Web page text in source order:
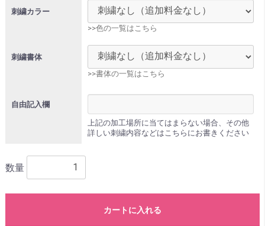
刺繍カラー
>>色の一覧はこちら
刺繍書体
>>書体の一覧はこちら
自由記入欄
上記の加工場所に当てはまらない場合、その他
詳しい刺繍内容などはこちらにお書きください
数量
カートに入れる